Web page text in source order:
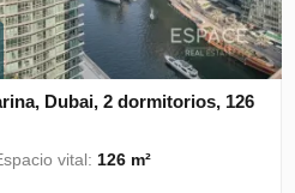
Dubai, 2 dormitorios, 126
vital:126 m²